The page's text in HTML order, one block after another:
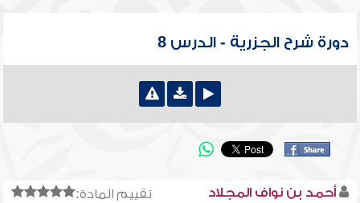
دورة شرح الجزرية - الدرس 8
تقييم المادة: أحمد بن نواف المجلاد